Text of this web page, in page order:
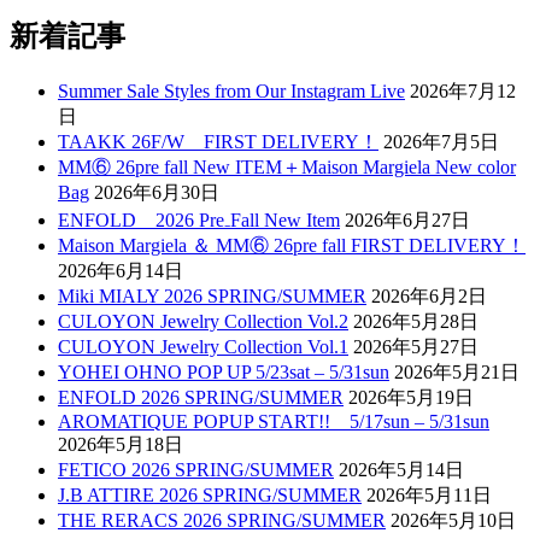
新着記事
Summer Sale Styles from Our Instagram Live 2026年7月12
日
TAAKK 26F/W FIRST DELIVERY！
2026年7月5日
MM⑥ 26pre fall New ITEM＋Maison Margiela New color
Bag 2026年6月30日
ENFOLD 2026 Pre₋Fall New Item 2026年6月27日
Maison Margiela ＆ MM⑥ 26pre fall FIRST DELIVERY！
2026年6月14日
Miki MIALY 2026 SPRING/SUMMER 2026年6月2日
CULOYON Jewelry Collection Vol.2 2026年5月28日
CULOYON Jewelry Collection Vol.1 2026年5月27日
YOHEI OHNO POP UP 5/23sat – 5/31sun 2026年5月21日
ENFOLD 2026 SPRING/SUMMER 2026年5月19日
AROMATIQUE POPUP START!! 5/17sun – 5/31sun
2026年5月18日
FETICO 2026 SPRING/SUMMER 2026年5月14日
J.B ATTIRE 2026 SPRING/SUMMER 2026年5月11日
THE RERACS 2026 SPRING/SUMMER 2026年5月10日